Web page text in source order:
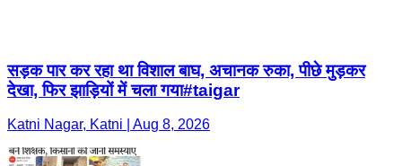
सड़क पार कर रहा था विशाल बाघ, अचानक रुका, पीछे मुड़कर
देखा, फिर झाड़ियों में चला गया#taigar
Katni Nagar, Katni | Aug 8, 2026